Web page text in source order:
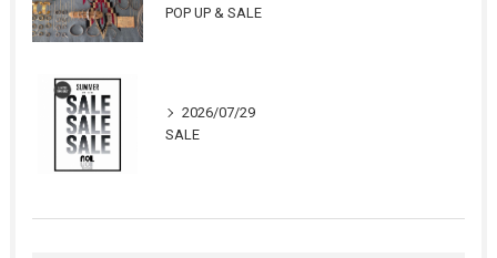
POP UP & SALE
2026/07/29
SALE